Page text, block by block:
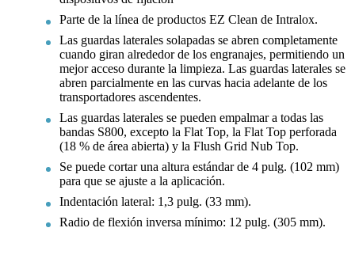
Parte de la línea de productos EZ Clean de Intralox.
Las guardas laterales solapadas se abren completamente
cuando giran alrededor de los engranajes, permitiendo un
mejor acceso durante la limpieza. Las guardas laterales se
abren parcialmente en las curvas hacia adelante de los
transportadores ascendentes.
Las guardas laterales se pueden empalmar a todas las
bandas S800, excepto la Flat Top, la Flat Top perforada
(18 % de área abierta) y la Flush Grid Nub Top.
Se puede cortar una altura estándar de 4 pulg. (102 mm)
para que se ajuste a la aplicación.
Indentación lateral: 1,3 pulg. (33 mm).
Radio de flexión inversa mínimo: 12 pulg. (305 mm).